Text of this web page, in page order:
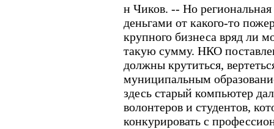
н Чиков. -- Но
деньгами от какого-то
крупного бизнеса вряд ли
такую сумму. НКО
должны крутиться,
муниципальным
здесь старый компьютер
волонтеров и студентов,
конкурировать с